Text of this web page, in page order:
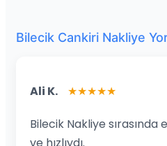
Bilecik Cankiri Nakliye
Ali K. ★★★★★
Bilecik Nakliye
ve hızlıydı.